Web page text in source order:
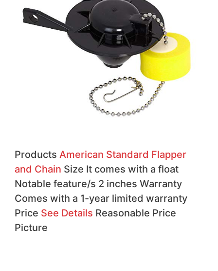
Products American Standard Flapper
and Chain Size It comes with a float
Notable feature/s 2 inches Warranty
Comes with a 1-year limited warranty
Price See Details Reasonable Price
Picture